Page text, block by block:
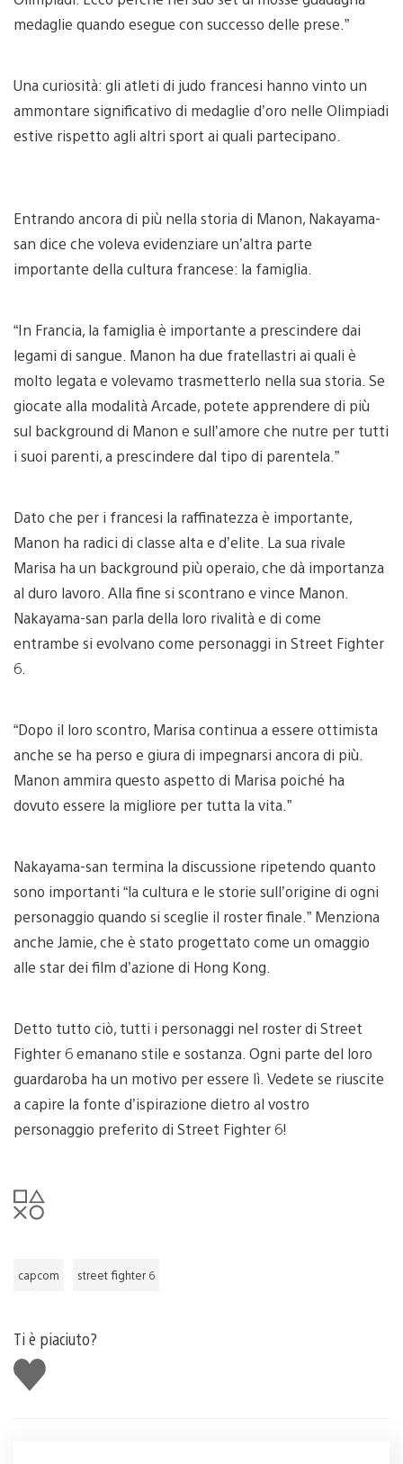
medaglie quando esegue con successo delle prese.”
Una curiosità: gli atleti di judo francesi hanno vinto un
ammontare significativo di medaglie d’oro nelle Olimpiadi
estive rispetto agli altri sport ai quali partecipano.
Entrando ancora di più nella storia di Manon, Nakayama-
san dice che voleva evidenziare un’altra parte
importante della cultura francese: la famiglia.
“In Francia, la famiglia è importante a prescindere dai
legami di sangue. Manon ha due fratellastri ai quali è
molto legata e volevamo trasmetterlo nella sua storia. Se
giocate alla modalità Arcade, potete apprendere di più
sul background di Manon e sull’amore che nutre per tutti
i suoi parenti, a prescindere dal tipo di parentela.”
Dato che per i francesi la raffinatezza è importante,
Manon ha radici di classe alta e d’elite. La sua rivale
Marisa ha un background più operaio, che dà importanza
al duro lavoro. Alla fine si scontrano e vince Manon.
Nakayama-san parla della loro rivalità e di come
entrambe si evolvano come personaggi in Street Fighter
6.
“Dopo il loro scontro, Marisa continua a essere ottimista
anche se ha perso e giura di impegnarsi ancora di più.
Manon ammira questo aspetto di Marisa poiché ha
dovuto essere la migliore per tutta la vita.”
Nakayama-san termina la discussione ripetendo quanto
sono importanti “la cultura e le storie sull’origine di ogni
personaggio quando si sceglie il roster finale.” Menziona
anche Jamie, che è stato progettato come un omaggio
alle star dei film d’azione di Hong Kong.
Detto tutto ciò, tutti i personaggi nel roster di Street
Fighter 6 emanano stile e sostanza. Ogni parte del loro
guardaroba ha un motivo per essere lì. Vedete se riuscite
a capire la fonte d’ispirazione dietro al vostro
personaggio preferito di Street Fighter 6!
capcom street fighter 6
Ti è piaciuto?
Mi
piace